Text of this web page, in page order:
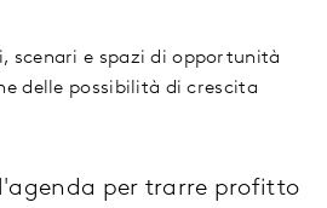
scenari e spazi di opportunità
delle possibilità di crescita
per trarre profitto